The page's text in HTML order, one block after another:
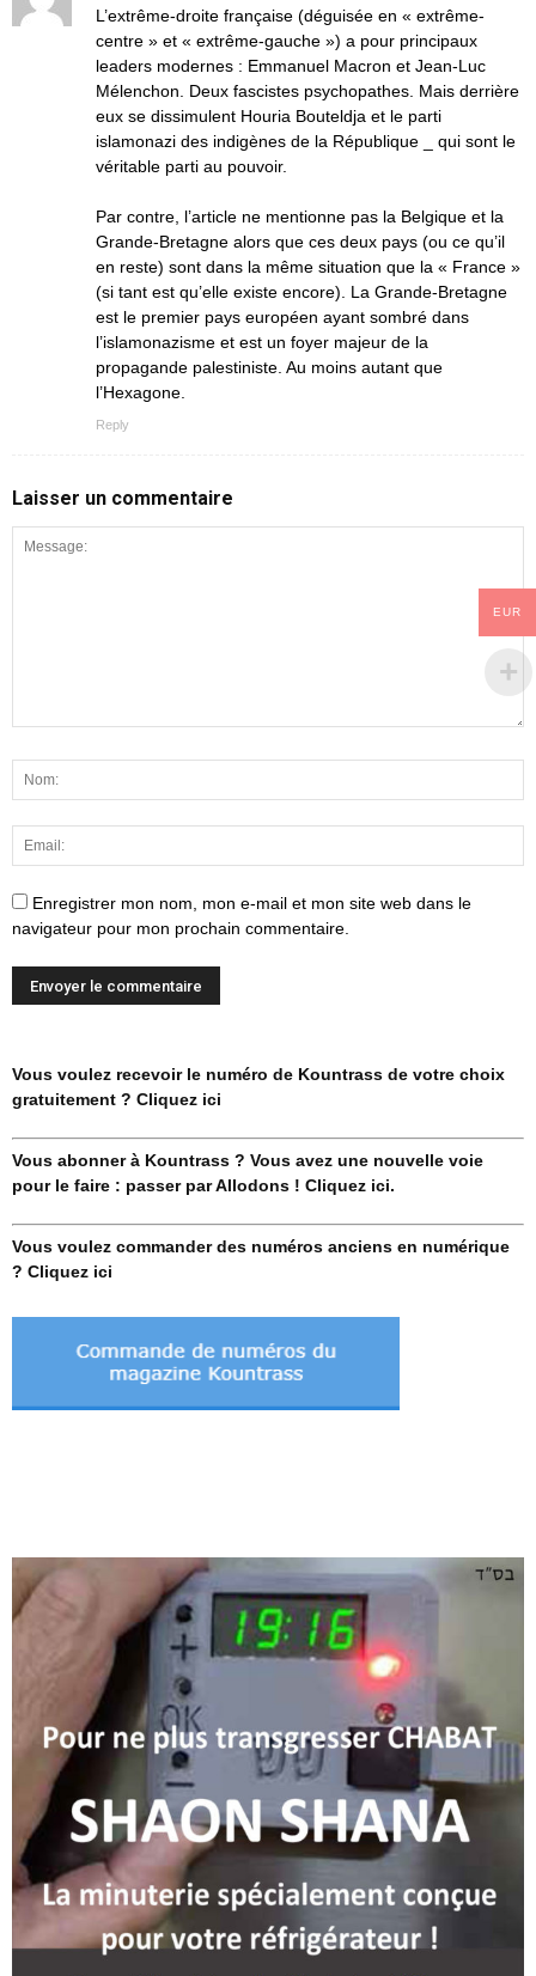
L’extrême-droite française (déguisée en « extrême-
centre » et « extrême-gauche ») a pour principaux
leaders modernes : Emmanuel Macron et Jean-Luc
Mélenchon. Deux fascistes psychopathes. Mais derrière
eux se dissimulent Houria Bouteldja et le parti
islamonazi des indigènes de la République _ qui sont le
véritable parti au pouvoir.
Par contre, l’article ne mentionne pas la Belgique et la
Grande-Bretagne alors que ces deux pays (ou ce qu’il
en reste) sont dans la même situation que la « France »
(si tant est qu’elle existe encore). La Grande-Bretagne
est le premier pays européen ayant sombré dans
l’islamonazisme et est un foyer majeur de la
propagande palestiniste. Au moins autant que
l’Hexagone.
Reply
Laisser un commentaire
Enregistrer mon nom, mon e-mail et mon site web dans le
navigateur pour mon prochain commentaire.
Vous voulez recevoir le numéro de Kountrass de votre choix
gratuitement ? Cliquez ici
Vous abonner à Kountrass ? Vous avez une nouvelle voie
pour le faire : passer par Allodons ! Cliquez ici.
Vous voulez commander des numéros anciens en numérique
? Cliquez ici
EUR